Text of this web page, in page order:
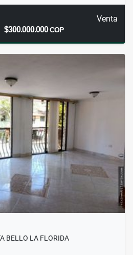
Venta
$300.000.000COP
BELLO LA FLORIDA